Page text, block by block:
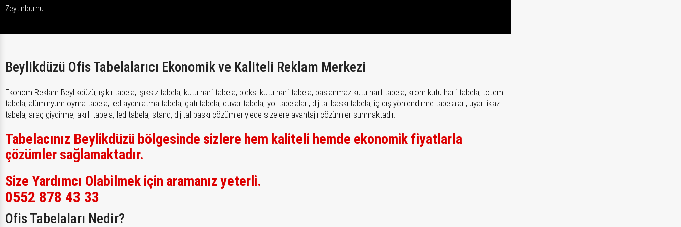
Zeytinburnu
Beylikdüzü Ofis Tabelalarıcı Ekonomik ve Kaliteli Reklam Merkezi
Ekonom Reklam Beylikdüzü, ışıklı tabela, ışıksız tabela, kutu harf tabela, pleksi kutu harf tabela, paslanmaz kutu harf tabela, krom kutu harf tabela, totem
tabela, alüminyum oyma tabela, led aydınlatma tabela, çatı tabela, duvar tabela, yol tabelaları, dijital baskı tabela, iç dış yönlendirme tabelaları, uyarı ikaz
tabela, araç giydirme, akıllı tabela, led tabela, stand, dijital baskı çözümleriylede sizelere avantajlı çözümler sunmaktadır.
Tabelacınız Beylikdüzü bölgesinde sizlere hem kaliteli hemde ekonomik fiyatlarla
çözümler sağlamaktadır.
Size Yardımcı Olabilmek için aramanız yeterli.
0552 878 43 33
Ofis Tabelaları Nedir?